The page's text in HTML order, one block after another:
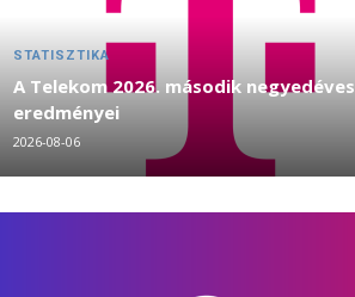
STATISZTIKA
A Telekom 2026. második negyedéves
eredményei
2026-08-06